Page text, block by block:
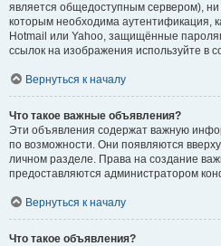
является общедоступным сервером),
которым необходима аутентификация,
Hotmail или Yahoo, защищённые
ссылок на изображения используйте в
Вернуться к началу
Что такое важные объявления?
Эти объявления содержат важную
по возможности. Они появляются
личном разделе. Права на создание
предоставляются администратором
Вернуться к началу
Что такое объявления?